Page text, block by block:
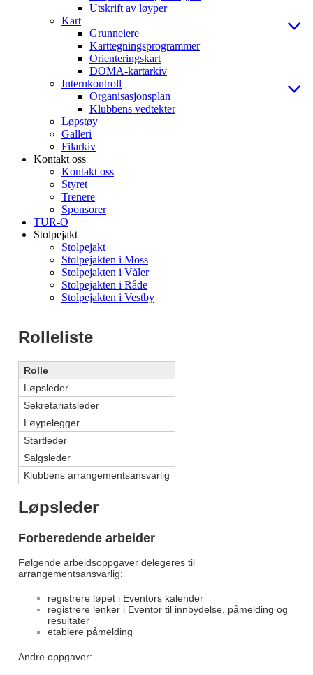
Utskrift av løyper
Kart
Grunneiere
Karttegningsprogrammer
Orienteringskart
DOMA-kartarkiv
Internkontroll
Organisasjonsplan
Klubbens vedtekter
Løpstøy
Galleri
Filarkiv
Kontakt oss
Kontakt oss
Styret
Trenere
Sponsorer
TUR-O
Stolpejakt
Stolpejakt
Stolpejakten i Moss
Stolpejakten i Våler
Stolpejakten i Råde
Stolpejakten i Vestby
Rolleliste
Rolle
Løpsleder
Sekretariatsleder
Løypelegger
Startleder
Salgsleder
Klubbens arrangementsansvarlig
Løpsleder
Forberedende arbeider
Følgende arbeidsoppgaver delegeres til
arrangementsansvarlig:
registrere løpet i Eventors kalender
registrere lenker i Eventor til innbydelse, påmelding og
resultater
etablere påmelding
Andre oppgaver: